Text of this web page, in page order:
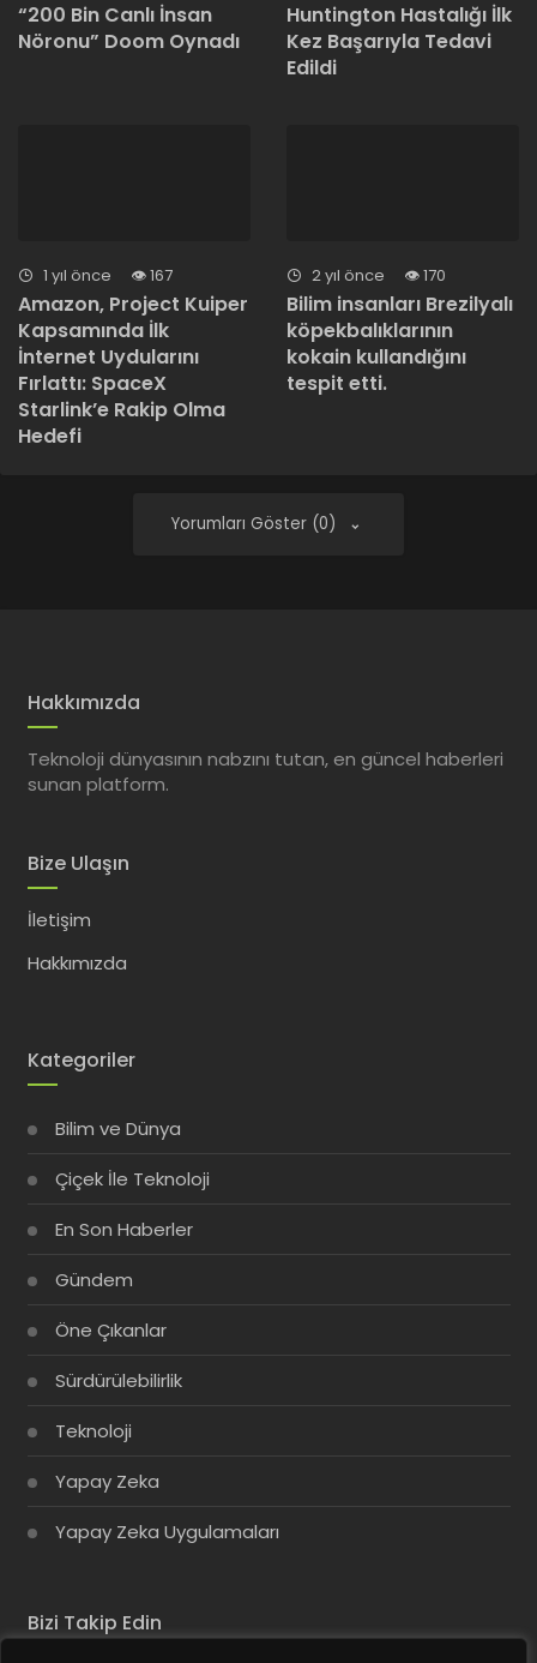
“200 Bin Canlı İnsan
Nöronu” Doom Oynadı
Huntington Hastalığı İlk
Kez Başarıyla Tedavi
Edildi
1 yıl önce 167
Amazon, Project Kuiper
Kapsamında İlk
İnternet Uydularını
Fırlattı: SpaceX
Starlink’e Rakip Olma
Hedefi
2 yıl önce 170
Bilim insanları Brezilyalı
köpekbalıklarının
kokain kullandığını
tespit etti.
Yorumları Göster (0)
Hakkımızda
Teknoloji dünyasının nabzını tutan, en güncel haberleri
sunan platform.
Bize Ulaşın
İletişim
Hakkımızda
Kategoriler
Bilim ve Dünya
Çiçek İle Teknoloji
En Son Haberler
Gündem
Öne Çıkanlar
Sürdürülebilirlik
Teknoloji
Yapay Zeka
Yapay Zeka Uygulamaları
Bizi Takip Edin